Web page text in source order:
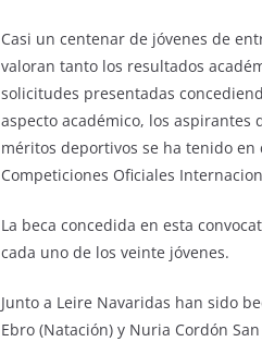
Casi un centenar de jóvenes de
valoran tanto los resultados
solicitudes presentadas
aspecto académico, los
méritos deportivos se ha tenido en
Competiciones Oficiales
La beca concedida en esta
cada uno de los veinte jóvenes.
Junto a Leire Navaridas han sido
Ebro (Natación) y Nuria Cordón